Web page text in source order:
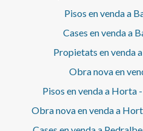
Pisos en venda a
Cases en venda a
Propietats en venda
Obra nova en
Pisos en venda a Horta
Obra nova en venda a